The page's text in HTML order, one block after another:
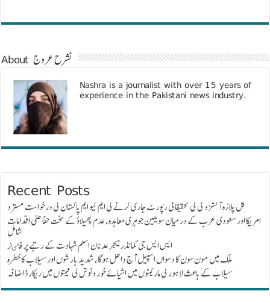
About نشرح عروج
Nashra is a journalist with over 15 years of
experience in the Pakistani news industry.
Recent Posts
گل پلازہ آتشزدگی کی تحقیقاتی رپورٹ جاری کرنے کی ایم کیو ایم پاکستان کی درخواست مسترد
امریکا اور سعودی عرب کے درمیان سویلین جوہری معاہدہ، عدم پھیلاؤ کے سخت حفاظتی اقدامات
شامل
ایس ایس جی کمانڈر میجر عدنان اسلم شہادت کے رتبے پر فاٸز
ملک میں مون سون کا دسواں اسپیل آج داخل ہوگا، شدید بارشوں اور سیلاب کا خطرہ
سیلاب کے باعث لاہور کی مارکیٹوں میں اشیائے خور و نوش کی قیمتوں میں ریکارڈ اضافہ